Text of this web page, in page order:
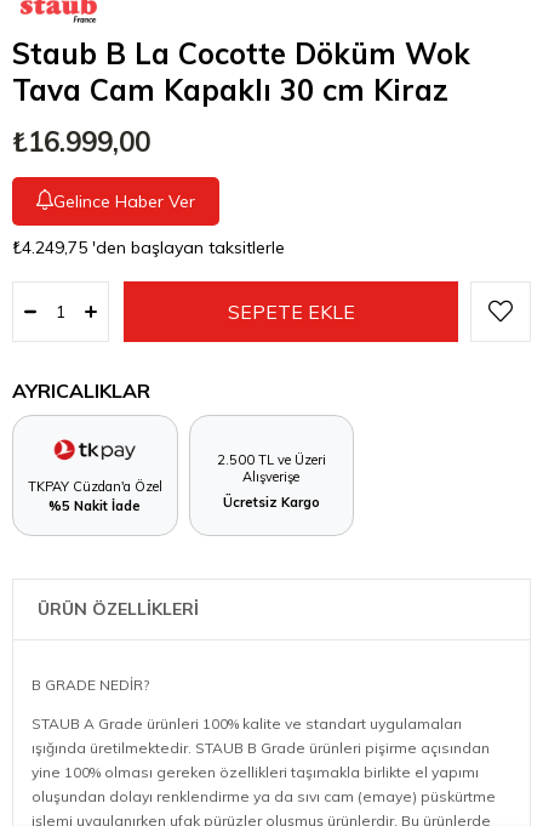
Staub B La Cocotte Döküm Wok
Tava Cam Kapaklı 30 cm Kiraz
₺16.999,00
Gelince Haber Ver
₺4.249,75 'den başlayan taksitlerle
AYRICALIKLAR
TKPAY Cüzdan'a Özel
%5 Nakit İade
2.500 TL ve Üzeri
Alışverişe
Ücretsiz Kargo
ÜRÜN ÖZELLİKLERİ
B GRADE NEDİR?
STAUB A Grade ürünleri 100% kalite ve standart uygulamaları
ışığında üretilmektedir. STAUB B Grade ürünleri pişirme açısından
yine 100% olması gereken özellikleri taşımakla birlikte el yapımı
oluşundan dolayı renklendirme ya da sıvı cam (emaye) püskürtme
işlemi uygulanırken ufak pürüzler oluşmuş ürünlerdir. Bu ürünlerde